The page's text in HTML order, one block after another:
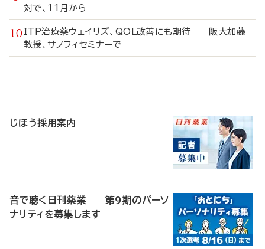
対で、11月から
ITP治療薬ウェイリズ、QOL改善にも期待 阪大加藤
教授、サノフィセミナーで
じほう採用案内
音で聴く日刊薬業 第9期のパーソ
ナリティを募集します